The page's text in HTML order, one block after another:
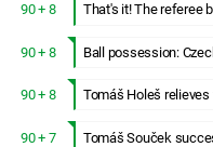
90 + 8 That's it! The referee
90 + 8 Ball possession:
90 + 8 Tomáš Holeš
90 + 7 Tomáš Souček